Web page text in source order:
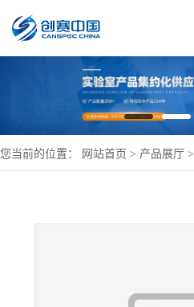
您当前的位置： 网站首页 > 产品展厅 >